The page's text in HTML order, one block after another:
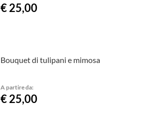
€ 25,00
Bouquet di tulipani e mimosa
A partire da:
€ 25,00